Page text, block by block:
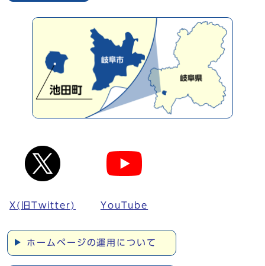
X(旧Twitter) YouTube
ホームページの運用について